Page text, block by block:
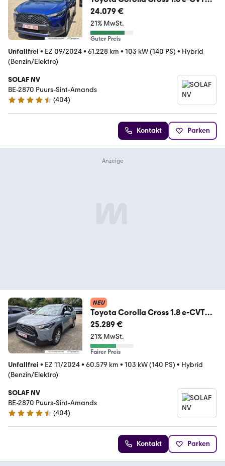
Hybrid Dynamic Aut. Vir
24.079 €
21% MwSt.
Guter Preis
Unfallfrei • EZ 09/2024• 61.228 km • 103 kW (140 PS) • Hybrid
(Benzin/Elektro)
SOLAF NV
BE-2870 Puurs-Sint-Amands
4.5 Sterne
(404)
Kontakt Parken
NEU
Toyota Corolla Cross 1.8 e-CVT
Hybrid Dynamic Aut. Vir
25.289 €
21% MwSt.
Fairer Preis
Unfallfrei • EZ 11/2024• 60.579 km • 103 kW (140 PS) • Hybrid
(Benzin/Elektro)
SOLAF NV
BE-2870 Puurs-Sint-Amands
4.5 Sterne
(404)
Kontakt Parken